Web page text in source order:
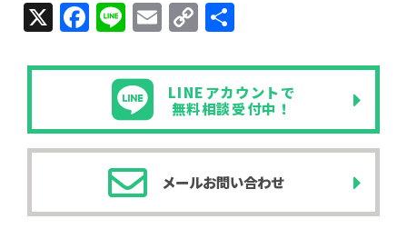
X
F
c
b
o
k
Li
e
E
ail
C
p
y
Li
n
k
LINEアカウントで
無料相談受付中！
メールお問い合わせ